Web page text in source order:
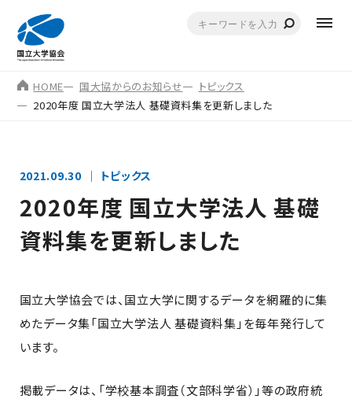
HOME 国大協からのお知らせ
トピックス
2020年度 国立大学法人 基礎資料集を更新しました
2021.09.30 トピックス
2020年度 国立大学法人 基礎
資料集を更新しました
国立大学協会では、国立大学に関するデータを網羅的に集
めたデータ集「国立大学法人 基礎資料集」を毎年発行して
います。
掲載データは、「学校基本調査（文部科学省）」等の政府統